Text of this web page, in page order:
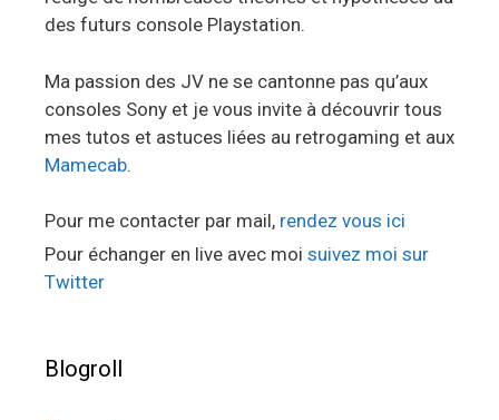
des futurs console Playstation.
Ma passion des JV ne se cantonne pas qu’aux
consoles Sony et je vous invite à découvrir tous
mes tutos et astuces liées au retrogaming et aux
Mamecab.
Pour me contacter par mail, rendez vous ici
Pour échanger en live avec moi suivez moi sur
Twitter
Blogroll